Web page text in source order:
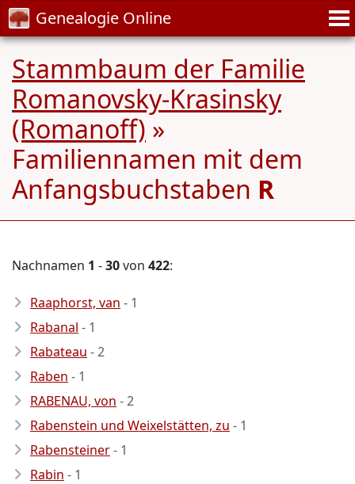
Genealogie Online
Stammbaum der Familie
Romanovsky-Krasinsky
(Romanoff) »
Familiennamen mit dem
Anfangsbuchstaben R
Nachnamen 1 -30von 422:
Raaphorst, van - 1
Rabanal - 1
Rabateau - 2
Raben - 1
RABENAU, von - 2
Rabenstein und Weixelstätten, zu - 1
Rabensteiner- 1
Rabin - 1